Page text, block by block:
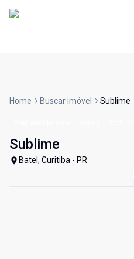
Home Buscar imóvel Sublime
Sublime
Batel, Curitiba - PR